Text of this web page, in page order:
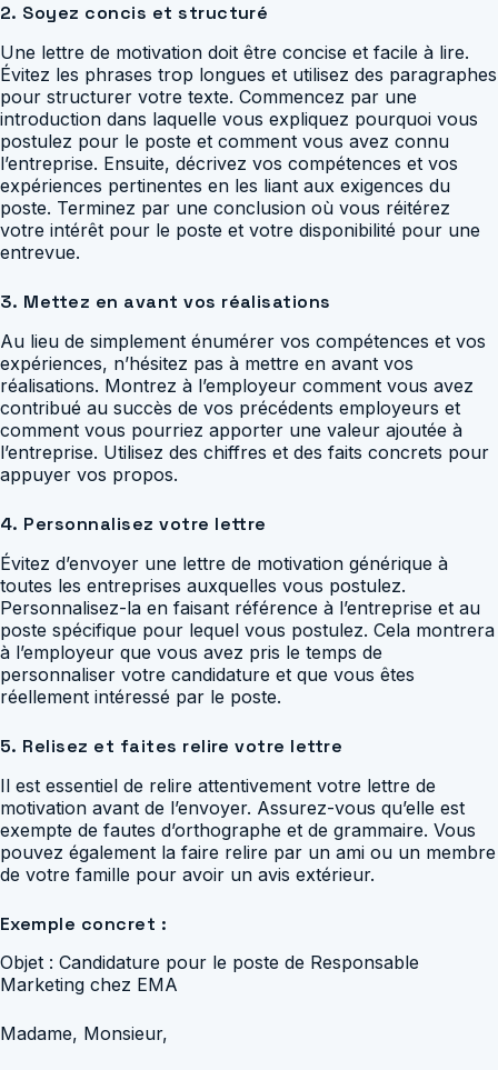
2. Soyez concis et structuré
Une lettre de motivation doit être concise et facile à lire.
Évitez les phrases trop longues et utilisez des paragraphes
pour structurer votre texte. Commencez par une
introduction dans laquelle vous expliquez pourquoi vous
postulez pour le poste et comment vous avez connu
l’entreprise. Ensuite, décrivez vos compétences et vos
expériences pertinentes en les liant aux exigences du
poste. Terminez par une conclusion où vous réitérez
votre intérêt pour le poste et votre disponibilité pour une
entrevue.
3. Mettez en avant vos réalisations
Au lieu de simplement énumérer vos compétences et vos
expériences, n’hésitez pas à mettre en avant vos
réalisations. Montrez à l’employeur comment vous avez
contribué au succès de vos précédents employeurs et
comment vous pourriez apporter une valeur ajoutée à
l’entreprise. Utilisez des chiffres et des faits concrets pour
appuyer vos propos.
4. Personnalisez votre lettre
Évitez d’envoyer une lettre de motivation générique à
toutes les entreprises auxquelles vous postulez.
Personnalisez-la en faisant référence à l’entreprise et au
poste spécifique pour lequel vous postulez. Cela montrera
à l’employeur que vous avez pris le temps de
personnaliser votre candidature et que vous êtes
réellement intéressé par le poste.
5. Relisez et faites relire votre lettre
Il est essentiel de relire attentivement votre lettre de
motivation avant de l’envoyer. Assurez-vous qu’elle est
exempte de fautes d’orthographe et de grammaire. Vous
pouvez également la faire relire par un ami ou un membre
de votre famille pour avoir un avis extérieur.
Exemple concret :
Objet : Candidature pour le poste de Responsable
Marketing chez EMA
Madame, Monsieur,